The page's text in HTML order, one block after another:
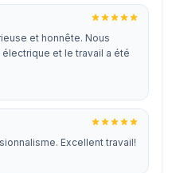
et honnête. Nous
et le travail a été
Excellent travail!